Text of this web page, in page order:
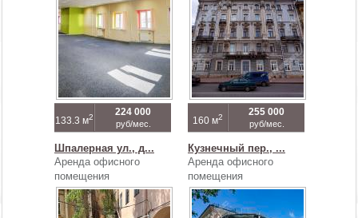
133.3 м2 224 000
руб/мес. 160 м2 255 000
руб/мес.
Шпалерная ул., д...
Аренда офисного
помещения
Кузнечный пер., ...
Аренда офисного
помещения